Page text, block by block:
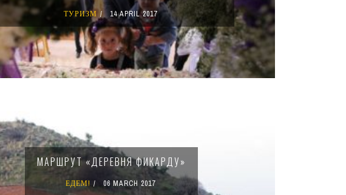
ТУРИЗМ 14 APRIL 2017
МАРШРУТ «ДЕРЕВНЯ ФИКАРДУ»
ЕДЕМ! 06 MARCH 2017